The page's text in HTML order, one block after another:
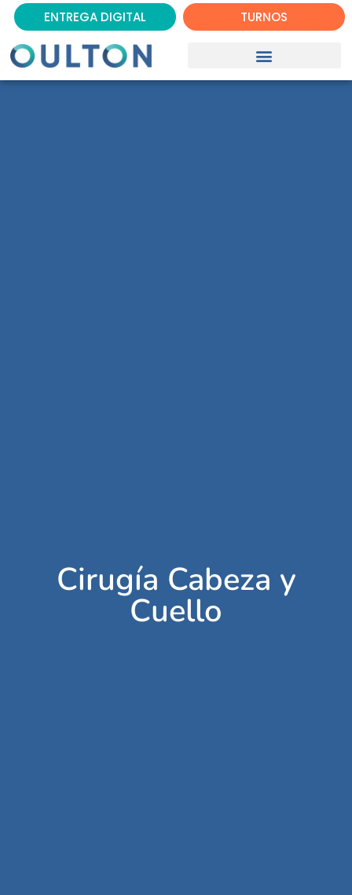
ENTREGA DIGITAL TURNOS
Cirugía Cabeza y
Cuello